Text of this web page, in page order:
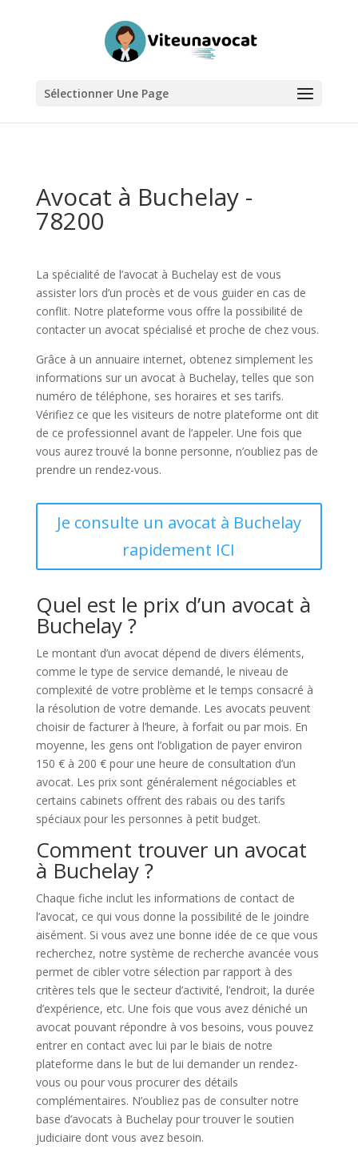
Sélectionner Une Page
Avocat à Buchelay -
78200
La spécialité de l’avocat à Buchelay est de vous
assister lors d’un procès et de vous guider en cas de
conflit. Notre plateforme vous offre la possibilité de
contacter un avocat spécialisé et proche de chez vous.
Grâce à un annuaire internet, obtenez simplement les
informations sur un avocat à Buchelay, telles que son
numéro de téléphone, ses horaires et ses tarifs.
Vérifiez ce que les visiteurs de notre plateforme ont dit
de ce professionnel avant de l’appeler. Une fois que
vous aurez trouvé la bonne personne, n’oubliez pas de
prendre un rendez-vous.
Je consulte un avocat à Buchelay
rapidement ICI
Quel est le prix d’un avocat à
Buchelay ?
Le montant d’un avocat dépend de divers éléments,
comme le type de service demandé, le niveau de
complexité de votre problème et le temps consacré à
la résolution de votre demande. Les avocats peuvent
choisir de facturer à l’heure, à forfait ou par mois. En
moyenne, les gens ont l’obligation de payer environ
150 € à 200 € pour une heure de consultation d’un
avocat. Les prix sont généralement négociables et
certains cabinets offrent des rabais ou des tarifs
spéciaux pour les personnes à petit budget.
Comment trouver un avocat
à Buchelay ?
Chaque fiche inclut les informations de contact de
l’avocat, ce qui vous donne la possibilité de le joindre
aisément. Si vous avez une bonne idée de ce que vous
recherchez, notre système de recherche avancée vous
permet de cibler votre sélection par rapport à des
critères tels que le secteur d’activité, l’endroit, la durée
d’expérience, etc. Une fois que vous avez déniché un
avocat pouvant répondre à vos besoins, vous pouvez
entrer en contact avec lui par le biais de notre
plateforme dans le but de lui demander un rendez-
vous ou pour vous procurer des détails
complémentaires. N’oubliez pas de consulter notre
base d’avocats à Buchelay pour trouver le soutien
judiciaire dont vous avez besoin.